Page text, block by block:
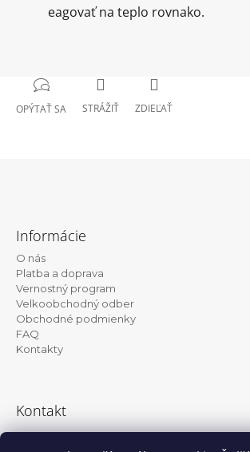
eagovať na teplo rovnako.
OPÝTAŤ SA STRÁŽIŤ ZDIEĽAŤ
Informácie
O nás
Platba a doprava
Vernostný program
Velkoobchodný odber
Obchodné podmienky
FAQ
Kontakty
Kontakt